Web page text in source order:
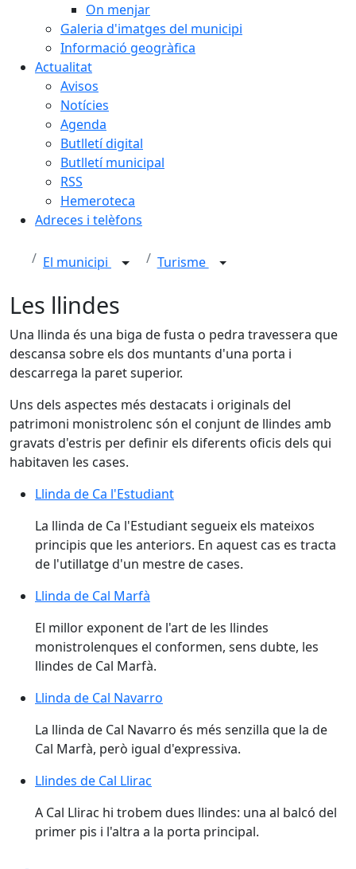
On menjar
Galeria d'imatges del municipi
Informació geogràfica
Actualitat
Avisos
Notícies
Agenda
Butlletí digital
Butlletí municipal
RSS
Hemeroteca
Adreces i telèfons
El municipi Turisme
Les llindes
Una llinda és una biga de fusta o pedra travessera que
descansa sobre els dos muntants d'una porta i
descarrega la paret superior.
Uns dels aspectes més destacats i originals del
patrimoni monistrolenc són el conjunt de llindes amb
gravats d'estris per definir els diferents oficis dels qui
habitaven les cases.
Llinda de Ca l'Estudiant
Llinda de Ca l'Estudiant
La llinda de Ca l'Estudiant segueix els mateixos
principis que les anteriors. En aquest cas es tracta
de l'utillatge d'un mestre de cases.
Llinda de Cal Marfà
Llinda de Cal Marfà
El millor exponent de l'art de les llindes
monistrolenques el conformen, sens dubte, les
llindes de Cal Marfà.
Llinda de Cal Navarro
Llinda de Cal Navarro
La llinda de Cal Navarro és més senzilla que la de
Cal Marfà, però igual d'expressiva.
Llindes de Cal Llirac
Llindes de Cal Llirac
A Cal Llirac hi trobem dues llindes: una al balcó del
primer pis i l'altra a la porta principal.